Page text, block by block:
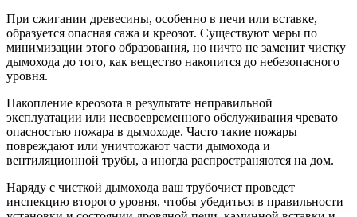
При сжигании древесины, особенно в печи или вставке,
образуется опасная сажа и креозот. Существуют меры по
минимизации этого образования, но ничто не заменит чистку
дымохода до того, как вещество накопится до небезопасного
уровня.
Накопление креозота в результате неправильной
эксплуатации или несвоевременного обслуживания чревато
опасностью пожара в дымоходе. Часто такие пожары
повреждают или уничтожают части дымохода и
вентиляционной трубы, а иногда распространяются на дом.
Наряду с чисткой дымохода ваш трубочист проведет
инспекцию второго уровня, чтобы убедиться в правильности